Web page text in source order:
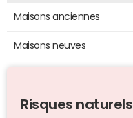
Maisons anciennes
Maisons neuves
Risques naturels